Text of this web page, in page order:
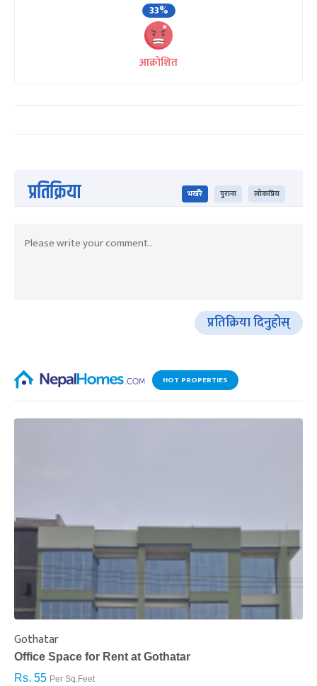
33%
आक्रोशित
प्रतिक्रिया भर्खरै पुराना लोकप्रिय
प्रतिक्रिया दिनुहोस्
HOT PROPERTIES
Gothatar
Office Space for Rent at Gothatar
Rs. 55 Per Sq.Feet